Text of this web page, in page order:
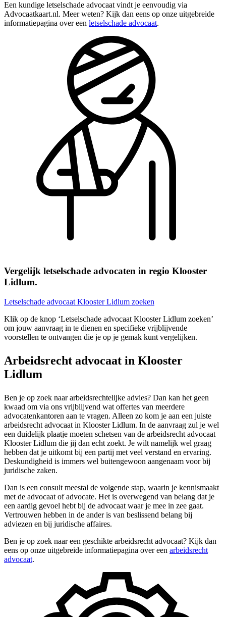
Een kundige letselschade advocaat vindt je eenvoudig via
Advocaatkaart.nl. Meer weten? Kijk dan eens op onze uitgebreide
informatiepagina over een letselschade advocaat.
Vergelijk letselschade advocaten in regio Klooster
Lidlum.
Letselschade advocaat Klooster Lidlum zoeken
Klik op de knop ‘Letselschade advocaat Klooster Lidlum zoeken’
om jouw aanvraag in te dienen en specifieke vrijblijvende
voorstellen te ontvangen die je op je gemak kunt vergelijken.
Arbeidsrecht advocaat in Klooster
Lidlum
Ben je op zoek naar arbeidsrechtelijke advies? Dan kan het geen
kwaad om via ons vrijblijvend wat offertes van meerdere
advocatenkantoren aan te vragen. Alleen zo kom je aan een juiste
arbeidsrecht advocaat in Klooster Lidlum. In de aanvraag zul je wel
een duidelijk plaatje moeten schetsen van de arbeidsrecht advocaat
Klooster Lidlum die jij dan echt zoekt. Je wilt namelijk wel graag
hebben dat je uitkomt bij een partij met veel verstand en ervaring.
Deskundigheid is immers wel buitengewoon aangenaam voor bij
juridische zaken.
Dan is een consult meestal de volgende stap, waarin je kennismaakt
met de advocaat of advocate. Het is overwegend van belang dat je
een aardig gevoel hebt bij de advocaat waar je mee in zee gaat.
Vertrouwen hebben in de ander is van beslissend belang bij
adviezen en bij juridische affaires.
Ben je op zoek naar een geschikte arbeidsrecht advocaat? Kijk dan
eens op onze uitgebreide informatiepagina over een arbeidsrecht
advocaat.